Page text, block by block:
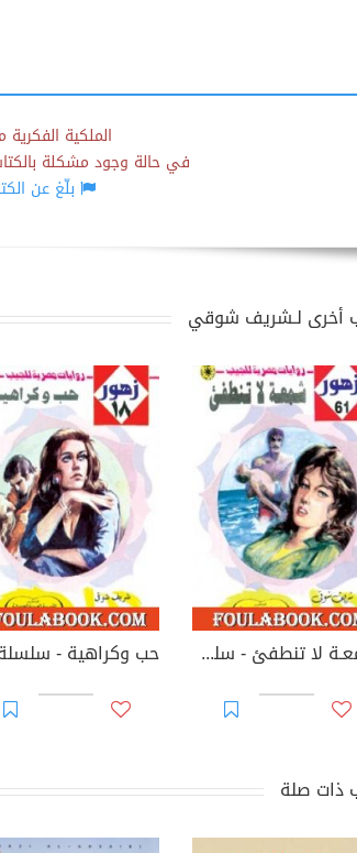
الملكية
في حالة وجود مشكلة بالكتاب
بلّغ عن
أخرى لـشريف شوقي
شمعـة لا تنطفئ - سلسلة زهور
ذات صلة